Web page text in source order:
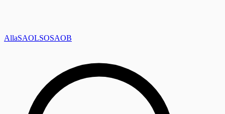
AllaSAOLSOSAOB